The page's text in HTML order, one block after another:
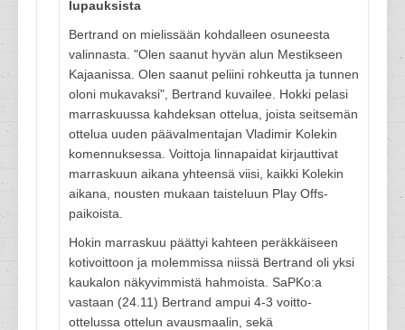
lupauksista
Bertrand on mielissään kohdalleen osuneesta
valinnasta. "Olen saanut hyvän alun Mestikseen
Kajaanissa. Olen saanut peliini rohkeutta ja tunnen
oloni mukavaksi", Bertrand kuvailee. Hokki pelasi
marraskuussa kahdeksan ottelua, joista seitsemän
ottelua uuden päävalmentajan Vladimir Kolekin
komennuksessa. Voittoja linnapaidat kirjauttivat
marraskuun aikana yhteensä viisi, kaikki Kolekin
aikana, nousten mukaan taisteluun Play Offs-
paikoista.
Hokin marraskuu päättyi kahteen peräkkäiseen
kotivoittoon ja molemmissa niissä Bertrand oli yksi
kaukalon näkyvimmistä hahmoista. SaPKo:a
vastaan (24.11) Bertrand ampui 4-3 voitto-
ottelussa ottelun avausmaalin, sekä